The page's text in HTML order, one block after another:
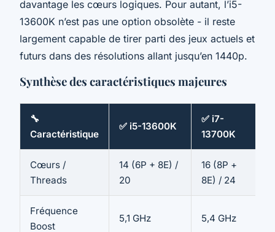
davantage les cœurs logiques. Pour autant, l’i5-
13600K n’est pas une option obsolète - il reste
largement capable de tirer parti des jeux actuels et
futurs dans des résolutions allant jusqu’en 1440p.
Synthèse des caractéristiques majeures
🔧
Caractéristique
✅ i5-13600K
✅ i7-
13700K
Cœurs /
Threads
14 (6P + 8E) /
20
16 (8P +
8E) / 24
Fréquence
Boost
5,1 GHz 5,4 GHz